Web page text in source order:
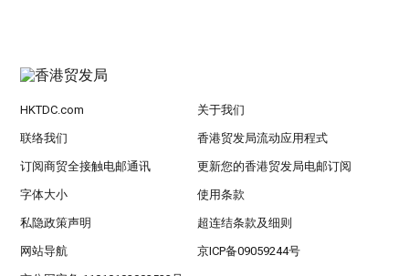
HKTDC.com 关于我们
联络我们 香港贸发局流动应用程式
订阅商贸全接触电邮通讯 更新您的香港贸发局电邮订阅
字体大小 使用条款
私隐政策声明 超连结条款及细则
网站导航 京ICP备09059244号